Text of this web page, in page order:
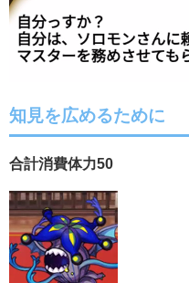
知見を広めるために
合計消費体力50